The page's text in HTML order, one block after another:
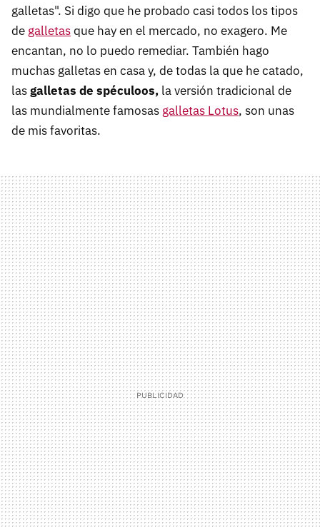
galletas". Si digo que he probado casi todos los tipos
de galletasque hay en el mercado, no exagero. Me
encantan, no lo puedo remediar. También hago
muchas galletas en casa y, de todas la que he catado,
lasgalletas de spéculoos, la versión tradicional de
las mundialmente famosas galletas Lotus, son unas
de mis favoritas.